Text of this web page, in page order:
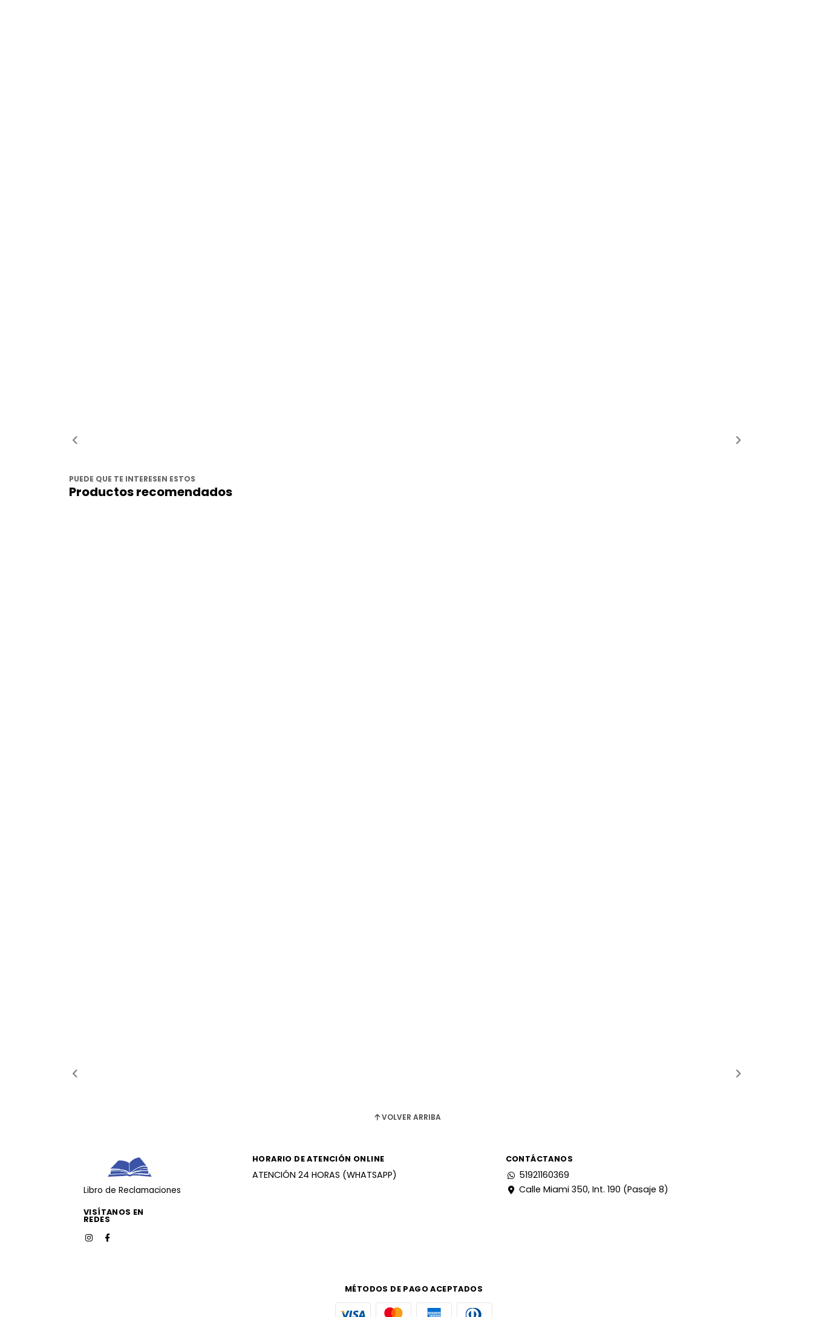
PUEDE QUE TE INTERESEN ESTOS
Productos recomendados
VOLVER ARRIBA
Libro de Reclamaciones
VISÍTANOS EN
REDES
HORARIO DE ATENCIÓN ONLINE
ATENCIÓN 24 HORAS (WHATSAPP)
CONTÁCTANOS
51921160369
Calle Miami 350, Int. 190 (Pasaje 8)
MÉTODOS DE PAGO ACEPTADOS